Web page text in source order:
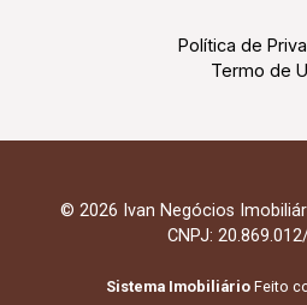
Política de
Termo de
© 2026 Ivan Negócios
CNPJ:
Sistema Imobiliário Feito